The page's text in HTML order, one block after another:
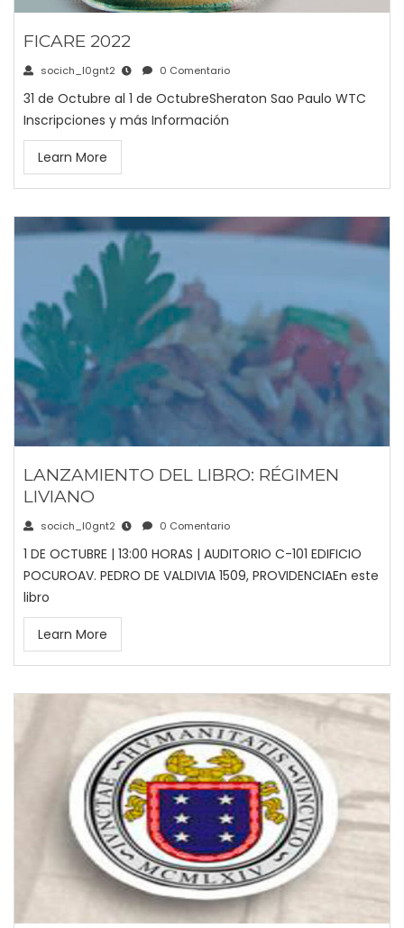
FICARE 2022
socich_l0gnt2 0 Comentario
31 de Octubre al 1 de OctubreSheraton Sao Paulo WTC
Inscripciones y más Información
Learn More
LANZAMIENTO DEL LIBRO: RÉGIMEN
LIVIANO
socich_l0gnt2 0 Comentario
1 DE OCTUBRE | 13:00 HORAS | AUDITORIO C-101 EDIFICIO
POCUROAV. PEDRO DE VALDIVIA 1509, PROVIDENCIAEn este
libro
Learn More